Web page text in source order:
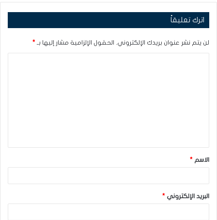
اترك تعليقاً
لن يتم نشر عنوان بريدك الإلكتروني. الحقول الإلزامية مشار إليها بـ *
ق
*الاسم *
البريد الإلكتروني *